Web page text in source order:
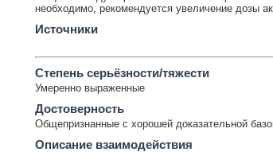
необходимо, рекомендуется увеличение дозы
Источники
Cтепень серьёзности/тяжести
Умеренно выраженные
Достоверность
Общепризнанные с хорошей доказательной
Описание взаимодействия